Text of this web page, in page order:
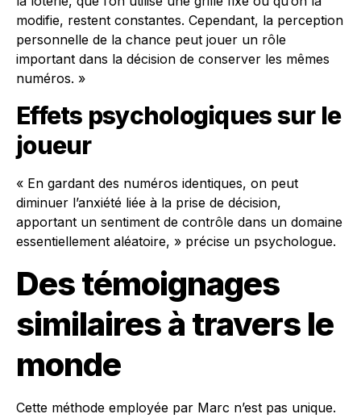
modifie, restent constantes. Cependant, la perception
personnelle de la chance peut jouer un rôle
important dans la décision de conserver les mêmes
numéros. »
Effets psychologiques sur le
joueur
« En gardant des numéros identiques, on peut
diminuer l’anxiété liée à la prise de décision,
apportant un sentiment de contrôle dans un domaine
essentiellement aléatoire, » précise un psychologue.
Des témoignages
similaires à travers le
monde
Cette méthode employée par Marc n’est pas unique.